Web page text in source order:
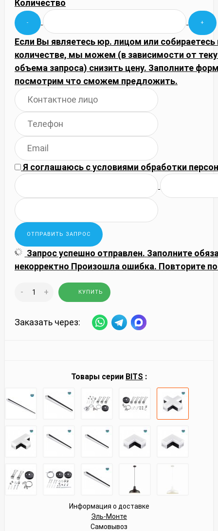
Количество
Если Вы являетесь юр. лицом или
количестве, мы можем (в зависимости от
объема запроса) снизить цену. Заполните
посмотрим что сможем предложить.
Я соглашаюсь сусловиями обработки
Запрос успешно отправлен. Заполните
некорректно Произошла ошибка. Повторите
- + КУПИТЬ
Заказать через:
Товары серии BITS :
Информация о доставке
Эль-Монте
Самовывоз